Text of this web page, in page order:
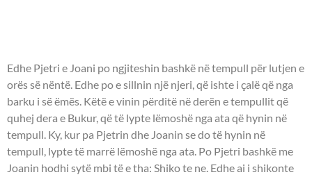
Edhe Pjetri e Joani po ngjiteshin bashkë në tempull për lutjen e
orës së nëntë. Edhe po e sillnin një njeri, që ishte i çalë që nga
barku i së ëmës. Këtë e vinin përditë në derën e tempullit që
quhej dera e Bukur, që të lypte lëmoshë nga ata që hynin në
tempull. Ky, kur pa Pjetrin dhe Joanin se do të hynin në
tempull, lypte të marrë lëmoshë nga ata. Po Pjetri bashkë me
Joanin hodhi sytë mbi të e tha: Shiko te ne. Edhe ai i shikonte